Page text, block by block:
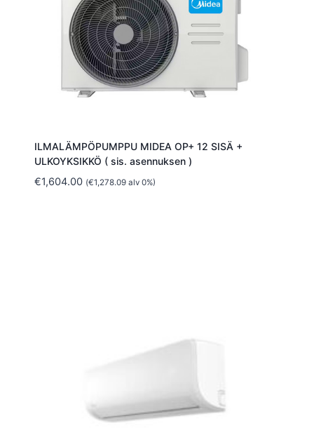
ILMALÄMPÖPUMPPU MIDEA OP+ 12 SISÄ +
ULKOYKSIKKÖ ( sis. asennuksen )
€1,604.00 (€1,278.09alv 0%)